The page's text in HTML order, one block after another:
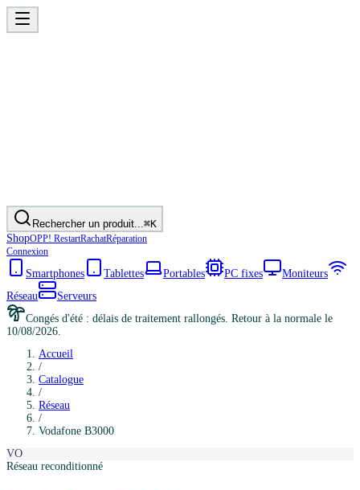
Rechercher un produit...⌘K
ShopOPP! RestartRachatRéparation
Connexion
Smartphones Tablettes Portables PC fixes
Moniteurs
Réseau
Serveurs
Congés d'été : délais de traitement rallongés. Retour à la normale le
10/08/2026.
Accueil
/
Catalogue
/
Réseau
/
Vodafone B3000
VO
Réseau reconditionné